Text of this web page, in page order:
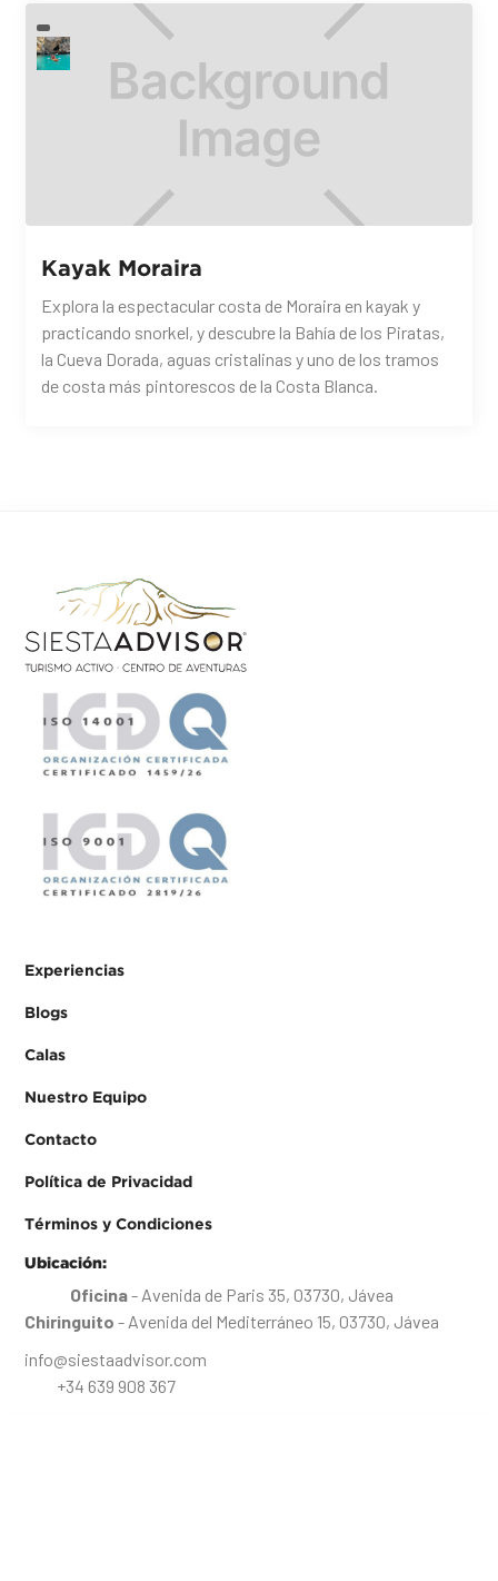
Kayak Moraira
Explora la espectacular costa de Moraira en kayak y
practicando snorkel, y descubre la Bahía de los Piratas,
la Cueva Dorada, aguas cristalinas y uno de los tramos
de costa más pintorescos de la Costa Blanca.
Experiencias
Blogs
Calas
Nuestro Equipo
Contacto
Política de Privacidad
Términos y Condiciones
Ubicación:
Oficina- Avenida de Paris 35, 03730, Jávea
Chiringuito - Avenida del Mediterráneo 15, 03730, Jávea
info@siestaadvisor.com
+34 639 908 367